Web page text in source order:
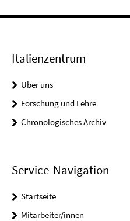
Italienzentrum
Über uns
Forschung und Lehre
Chronologisches Archiv
Service-Navigation
Startseite
Mitarbeiter/innen